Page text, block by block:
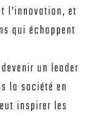
l’innovation, et
qui échappent
un leader
la société en
inspirer les